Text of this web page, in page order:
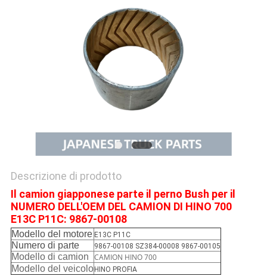
Descrizione di prodotto
Il camion giapponese parte il perno Bush per il
NUMERO DELL'OEM DEL CAMION DI HINO 700
E13C P11C: 9867-00108
Modello del motore E13C P11C
Numero di parte 9867-00108 SZ384-00008 9867-00105
Modello di camion CAMION HINO 700
Modello del veicolo HINO PROFIA